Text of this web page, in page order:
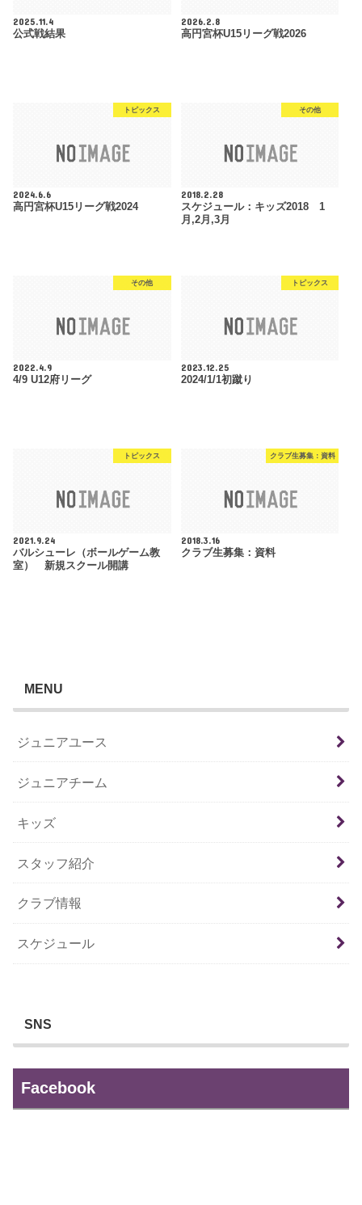
2025.11.4
公式戦結果
2026.2.8
高円宮杯U15リーグ戦2026
トピックス
2024.6.6
高円宮杯U15リーグ戦2024
その他
2018.2.28
スケジュール：キッズ2018 1
月,2月,3月
その他
2022.4.9
4/9 U12府リーグ
トピックス
2023.12.25
2024/1/1初蹴り
トピックス
2021.9.24
バルシューレ（ボールゲーム教
室） 新規スクール開講
クラブ生募集：資料
2018.3.16
クラブ生募集：資料
MENU
ジュニアユース
ジュニアチーム
キッズ
スタッフ紹介
クラブ情報
スケジュール
SNS
Facebook